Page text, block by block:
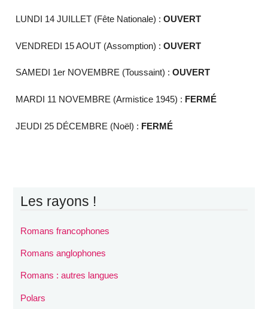
LUNDI 14 JUILLET (Fête Nationale) :OUVERT
VENDREDI 15 AOUT (Assomption) :OUVERT
SAMEDI 1er NOVEMBRE (Toussaint) :OUVERT
MARDI 11 NOVEMBRE (Armistice 1945) : FERMÉ
JEUDI 25 DÉCEMBRE (Noël) : FERMÉ
Les rayons !
Romans francophones
Romans anglophones
Romans : autres langues
Polars